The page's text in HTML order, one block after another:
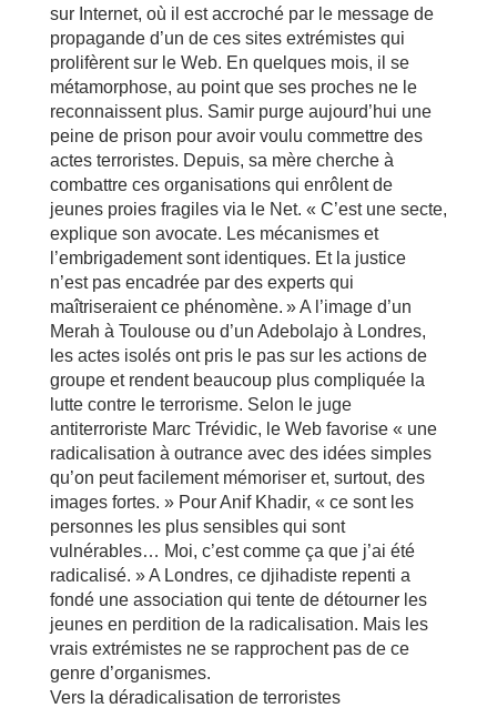
sur Internet, où il est accroché par le message de
propagande d’un de ces sites extrémistes qui
prolifèrent sur le Web. En quelques mois, il se
métamorphose, au point que ses proches ne le
reconnaissent plus. Samir purge aujourd’hui une
peine de prison pour avoir voulu commettre des
actes terroristes. Depuis, sa mère cherche à
combattre ces organisations qui enrôlent de
jeunes proies fragiles via le Net. « C’est une secte,
explique son avocate. Les mécanismes et
l’embrigadement sont identiques. Et la justice
n’est pas encadrée par des experts qui
maîtriseraient ce phénomène. » A l’image d’un
Merah à Toulouse ou d’un Adebolajo à Londres,
les actes isolés ont pris le pas sur les actions de
groupe et rendent beaucoup plus compliquée la
lutte contre le terrorisme. Selon le juge
antiterroriste Marc Trévidic, le Web favorise « une
radicalisation à outrance avec des idées simples
qu’on peut facilement mémoriser et, surtout, des
images fortes. » Pour Anif Khadir, « ce sont les
personnes les plus sensibles qui sont
vulnérables… Moi, c’est comme ça que j’ai été
radicalisé. » A Londres, ce djihadiste repenti a
fondé une association qui tente de détourner les
jeunes en perdition de la radicalisation. Mais les
vrais extrémistes ne se rapprochent pas de ce
genre d’organismes.
Vers la déradicalisation de terroristes